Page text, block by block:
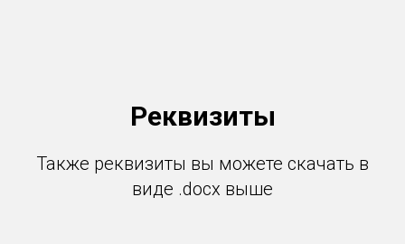
Реквизиты
Также реквизиты вы можете скачать в
виде .docx выше